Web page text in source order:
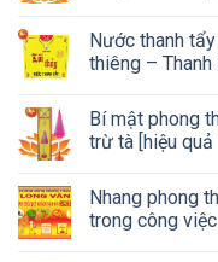
Nước thanh
thiêng –
Bí mật phong
trừ tà [hiệu quả
Nhang phong
trong công việc